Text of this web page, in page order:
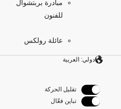
مبادرة بربتشوال
للفنون
عائلة رولكس
دولي: العربية
تقليل الحركة
تباين فعّال